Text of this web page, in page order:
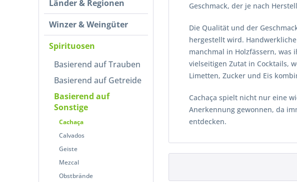
Länder & Regionen
Winzer & Weingüter
Spirituosen
Basierend auf Trauben
Basierend auf Getreide
Basierend auf
Sonstige
Cachaça
Calvados
Geiste
Mezcal
Obstbrände
Geschmack, der je nach
Die Qualität und der
hergestellt wird.
manchmal in Holzfässern, was
vielseitigen Zutat in Cocktails,
Limetten, Zucker und Eis
Cachaça spielt nicht nur eine
Anerkennung gewonnen, da
entdecken.